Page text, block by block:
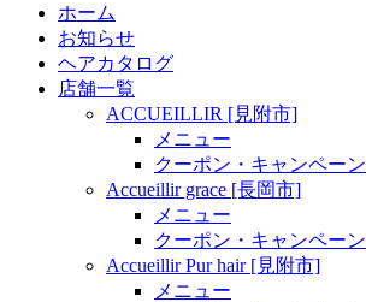
ホーム
お知らせ
ヘアカタログ
店舗一覧
ACCUEILLIR [見附市]
メニュー
クーポン・キャンペーン
Accueillir grace [長岡市]
メニュー
クーポン・キャンペーン
Accueillir Pur hair [見附市]
メニュー